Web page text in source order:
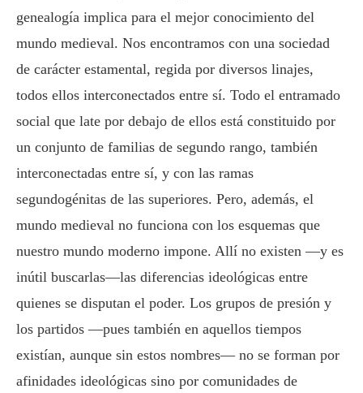
genealogía implica para el mejor conocimiento del
mundo medieval. Nos encontramos con una sociedad
de carácter estamental, regida por diversos linajes,
todos ellos interconectados entre sí. Todo el entramado
social que late por debajo de ellos está constituido por
un conjunto de familias de segundo rango, también
interconectadas entre sí, y con las ramas
segundogénitas de las superiores. Pero, además, el
mundo medieval no funciona con los esquemas que
nuestro mundo moderno impone. Allí no existen —y es
inútil buscarlas—las diferencias ideológicas entre
quienes se disputan el poder. Los grupos de presión y
los partidos —pues también en aquellos tiempos
existían, aunque sin estos nombres— no se forman por
afinidades ideológicas sino por comunidades de